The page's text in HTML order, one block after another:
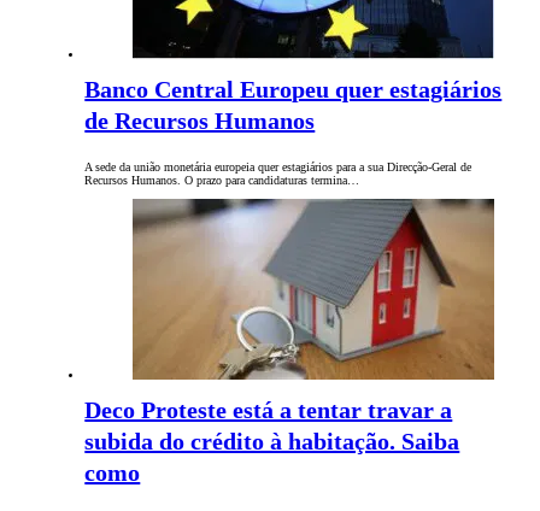
Banco Central Europeu quer estagiários
de Recursos Humanos
A sede da união monetária europeia quer estagiários para a sua Direcção-Geral de
Recursos Humanos. O prazo para candidaturas termina…
Deco Proteste está a tentar travar a
subida do crédito à habitação. Saiba
como